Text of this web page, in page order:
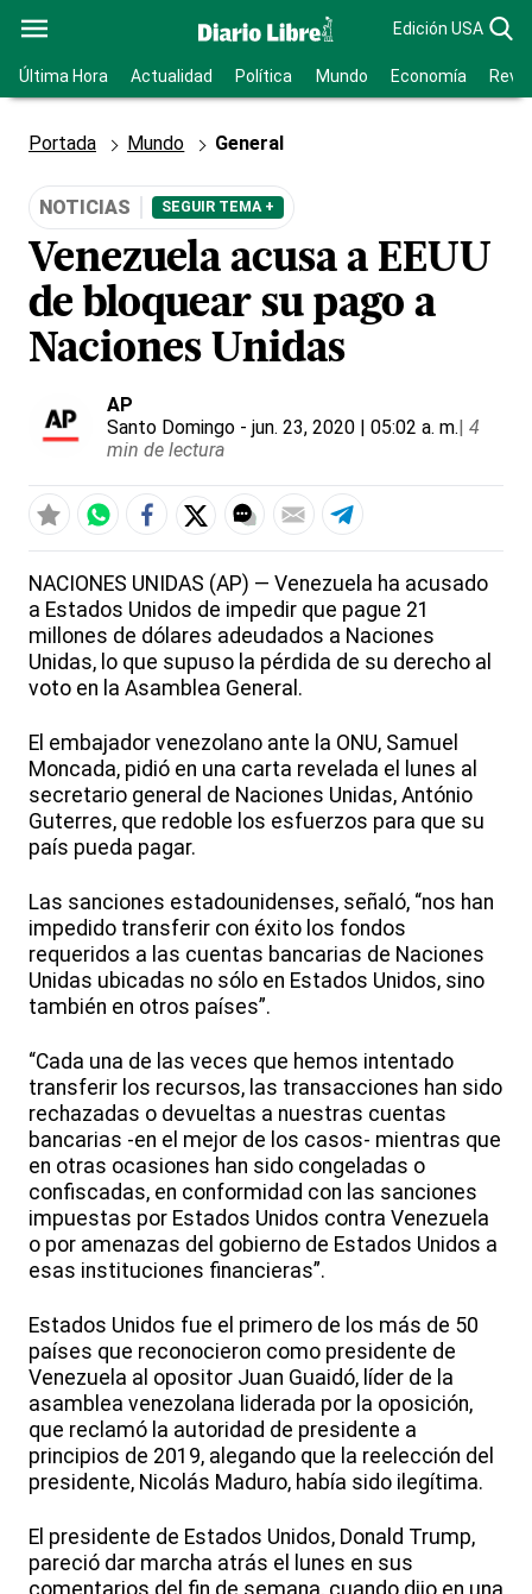
Edición USA
Última Hora Actualidad Política Mundo Economía
Portada Mundo General
NOTICIAS SEGUIR TEMA +
Venezuela acusa a EEUU
de bloquear su pago a
Naciones Unidas
AP
Santo Domingo - jun. 23, 2020 | 05:02 a. m.| 4
min de lectura
NACIONES UNIDAS (AP) — Venezuela ha acusado
a Estados Unidos de impedir que pague 21
millones de dólares adeudados a Naciones
Unidas, lo que supuso la pérdida de su derecho al
voto en la Asamblea General.
El embajador venezolano ante la ONU, Samuel
Moncada, pidió en una carta revelada el lunes al
secretario general de Naciones Unidas, António
Guterres, que redoble los esfuerzos para que su
país pueda pagar.
Las sanciones estadounidenses, señaló, “nos han
impedido transferir con éxito los fondos
requeridos a las cuentas bancarias de Naciones
Unidas ubicadas no sólo en Estados Unidos, sino
también en otros países”.
“Cada una de las veces que hemos intentado
transferir los recursos, las transacciones han sido
rechazadas o devueltas a nuestras cuentas
bancarias -en el mejor de los casos- mientras que
en otras ocasiones han sido congeladas o
confiscadas, en conformidad con las sanciones
impuestas por Estados Unidos contra Venezuela
o por amenazas del gobierno de Estados Unidos a
esas instituciones financieras”.
Estados Unidos fue el primero de los más de 50
países que reconocieron como presidente de
Venezuela al opositor Juan Guaidó, líder de la
asamblea venezolana liderada por la oposición,
que reclamó la autoridad de presidente a
principios de 2019, alegando que la reelección del
presidente, Nicolás Maduro, había sido ilegítima.
El presidente de Estados Unidos, Donald Trump,
pareció dar marcha atrás el lunes en sus